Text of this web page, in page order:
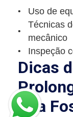
Uso de
Técnicas
mecânico
Inspeção
Dicas
Sua